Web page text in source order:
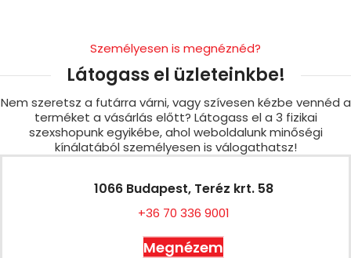
Személyesen is megnéznéd?
Látogass el üzleteinkbe!
Nem szeretsz a futárra várni, vagy szívesen kézbe vennéd a
terméket a vásárlás előtt? Látogass el a 3 fizikai
szexshopunk egyikébe, ahol weboldalunk minőségi
kínálatából személyesen is válogathatsz!
1066 Budapest, Teréz krt. 58
+36 70 336 9001
Megnézem